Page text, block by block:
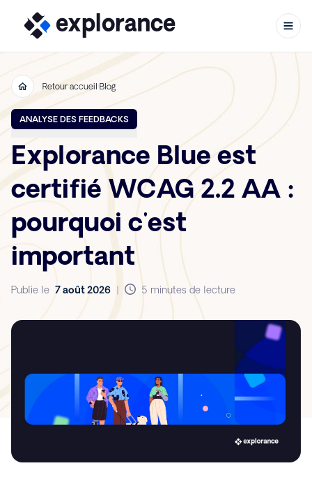
Retour accueil Blog
ANALYSE DES FEEDBACKS
Explorance Blue est
certifié WCAG 2.2 AA :
pourquoi c'est
important
Publie le 7 août 2026 5 minutes de lecture